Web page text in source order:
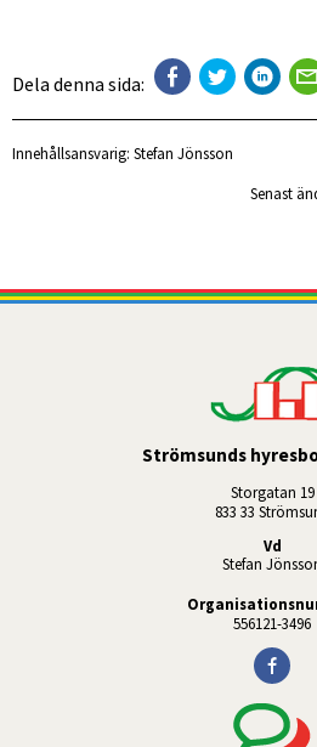
Dela denna sida:
Innehållsansvarig: Stefan Jönsson
Senast
Strömsunds
Storgatan 19
833 33
Vd
Stefan
556121-3496